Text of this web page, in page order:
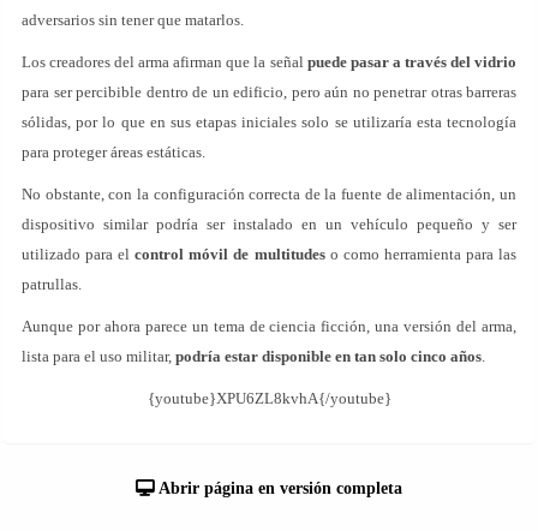
adversarios sin tener que matarlos.
Los creadores del arma afirman que la señal puede pasar a través del vidrio
para ser percibible dentro de un edificio, pero aún no penetrar otras barreras
sólidas, por lo que en sus etapas iniciales solo se utilizaría esta tecnología
para proteger áreas estáticas.
No obstante, con la configuración correcta de la fuente de alimentación, un
dispositivo similar podría ser instalado en un vehículo pequeño y ser
utilizado para elcontrol móvil de multitudeso como herramienta para las
patrullas.
Aunque por ahora parece un tema de ciencia ficción, una versión del arma,
lista para el uso militar, podría estar disponible en tan solo cinco años.
{youtube}XPU6ZL8kvhA{/youtube}
Abrir página en versión completa